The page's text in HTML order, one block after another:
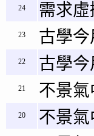
24 需求
23 古學
22 古學
21 不景
20 不景